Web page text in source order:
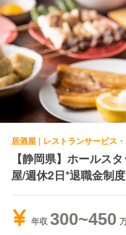
居酒屋 | レストランサービス
【静岡県】ホールス
屋/週休2日*退職金制
費全額支給
年収 300~450